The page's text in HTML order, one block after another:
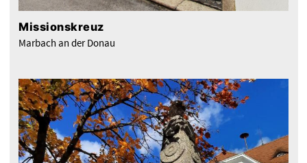
Missionskreuz
Marbach an der Donau